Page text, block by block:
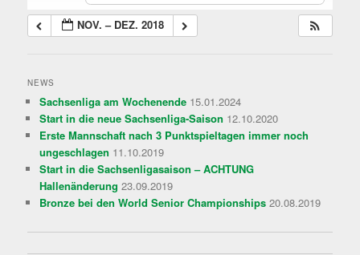
NOV. – DEZ. 2018
NEWS
Sachsenliga am Wochenende 15.01.2024
Start in die neue Sachsenliga-Saison 12.10.2020
Erste Mannschaft nach 3 Punktspieltagen immer noch
ungeschlagen 11.10.2019
Start in die Sachsenligasaison – ACHTUNG
Hallenänderung 23.09.2019
Bronze bei den World Senior Championships 20.08.2019